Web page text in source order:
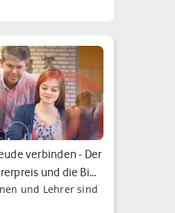
verbinden - Der
und die Bi…
und Lehrer sind